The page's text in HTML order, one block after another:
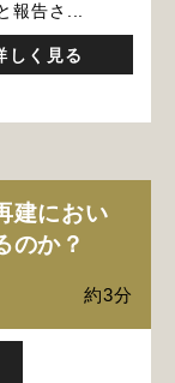
報告さ...
しく見る
建におい
のか？
約3分